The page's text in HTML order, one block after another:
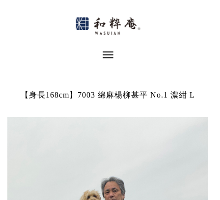
Toggle Navigation
【身長168cm】7003 綿麻楊柳甚平 No.1 濃紺 L